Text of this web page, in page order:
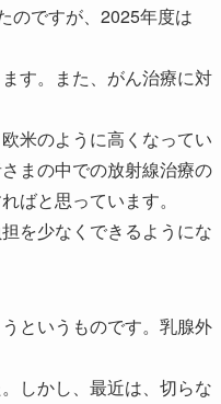
のですが、2025年度は
す。また、がん治療に対
米のように高くなってい
まの中での放射線治療の
ばと思っています。
を少なくできるようにな
というものです。乳腺外
しかし、最近は、切らな